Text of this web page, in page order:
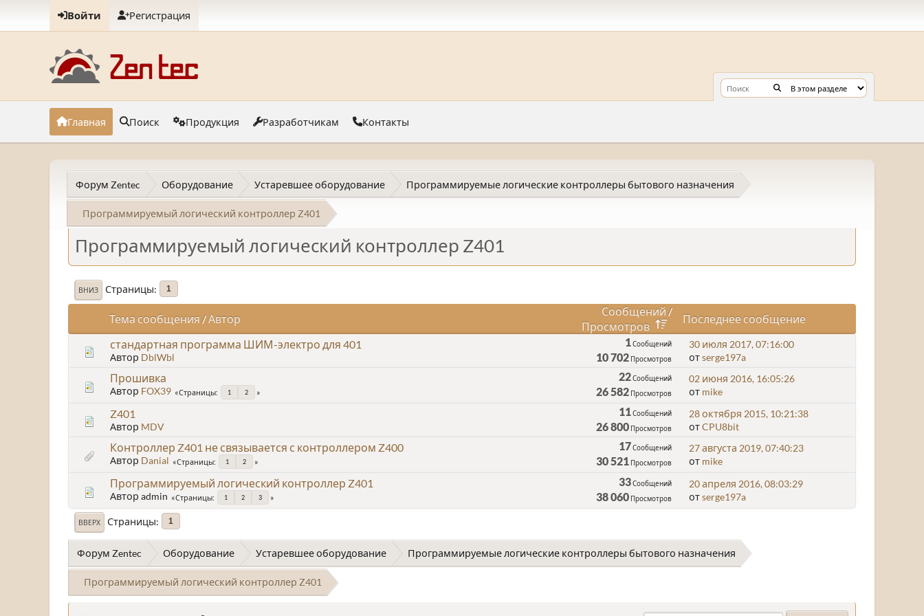
Войти Регистрация
Главная Поиск Продукция Разработчикам Контакты
Форум Zentec Оборудование Устаревшее оборудование Программируемые логические контроллеры бытового назначения
Программируемый логический контроллер Z401
Программируемый логический контроллер Z401
ВНИЗ Страницы 1
Тема сообщения / Автор
Сообщений /
Просмотров
Последнее сообщение
стандартная программа ШИМ-электро для 401
Автор DblWbl
1 Сообщений
10 702 Просмотров
30 июля 2017, 07:16:00
отserge197a
Прошивка
Автор FOX39 Страницы 1 2
22Сообщений
26 582 Просмотров
02 июня 2016, 16:05:26
от mike
Z401
Автор MDV
11 Сообщений
26 800 Просмотров
28 октября 2015, 10:21:38
отCPU8bit
Контроллер Z401 не связывается с контроллером Z400
Автор Danial Страницы 1 2
17Сообщений
30 521 Просмотров
27 августа 2019, 07:40:23
от mike
Программируемый логический контроллер Z401
Автор admin Страницы 1 2 3
33Сообщений
38 060 Просмотров
20 апреля 2016, 08:03:29
отserge197a
ВВЕРХ Страницы 1
Форум Zentec Оборудование Устаревшее оборудование Программируемые логические контроллеры бытового назначения
Программируемый логический контроллер Z401